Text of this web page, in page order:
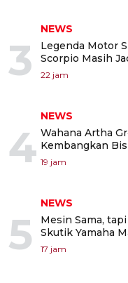
3
NEWS
Legenda Motor
Scorpio Masih
22 jam
4
NEWS
Wahana Artha
Kembangkan
19 jam
5
NEWS
Mesin Sama,
Skutik Yamaha
17 jam